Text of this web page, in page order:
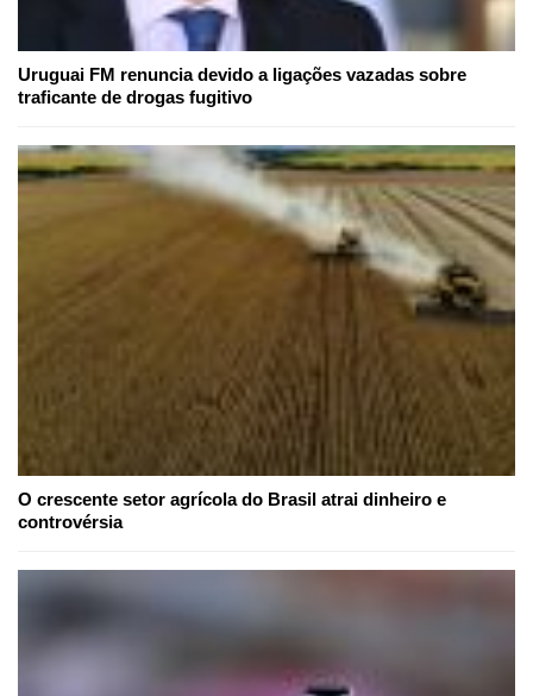
Uruguai FM renuncia devido a ligações vazadas sobre
traficante de drogas fugitivo
O crescente setor agrícola do Brasil atrai dinheiro e
controvérsia